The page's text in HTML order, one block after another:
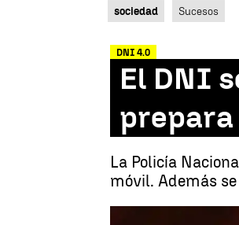
sociedad Sucesos
DNI 4.0
El DNI
prepara
La Policía
móvil. Además